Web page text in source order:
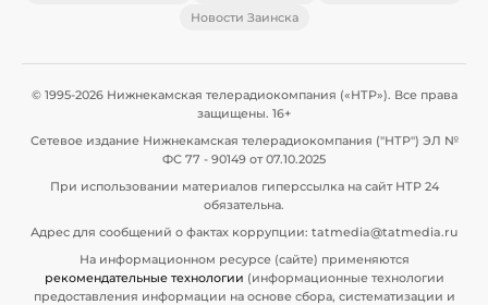
Новости Заинска
© 1995-2026 Нижнекамская телерадиокомпания («НТР»). Все права
защищены. 16+
Сетевое издание Нижнекамская телерадиокомпания ("НТР") ЭЛ №
ФС 77 - 90149 от 07.10.2025
При использовании материалов гиперссылка на сайт НТР 24
обязательна.
Адрес для сообщений о фактах коррупции: tatmedia@tatmedia.ru
На информационном ресурсе (сайте) применяются
рекомендательные технологии (информационные технологии
предоставления информации на основе сбора, систематизации и